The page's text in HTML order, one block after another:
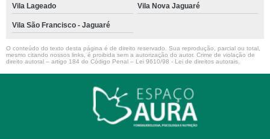
Vila Lageado Vila Nova Jaguaré
Vila São Francisco - Jaguaré
O conteúdo do texto desta página é de direito reservado. Sua reprodução, parcial ou total,
mesmo citando nossos links, é proibida sem a autorização do autor. Crime de violação de
direito autoral – artigo 184 do Código Penal – Lei 9610/98 - Lei de direitos autorais